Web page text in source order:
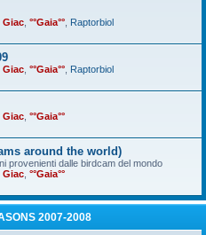
Giac °°Gaia°° Raptorbiol
Giac °°Gaia°° Raptorbiol
Giac °°Gaia°°
around the world)
provenienti dalle birdcam del mondo
Giac °°Gaia°°
2007-2008